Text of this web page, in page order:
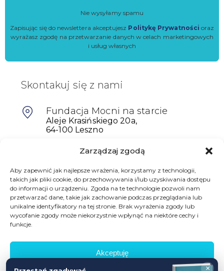
Zarządzaj zgodą
Aby zapewnić jak najlepsze wrażenia, korzystamy z technologii,
takich jak pliki cookie, do przechowywania i/lub uzyskiwania dostępu
do informacji o urządzeniu. Zgoda na te technologie pozwoli nam
przetwarzać dane, takie jak zachowanie podczas przeglądania lub
unikalne identyfikatory na tej stronie. Brak wyrażenia zgody lub
wycofanie zgody może niekorzystnie wpłynąć na niektóre cechy i
funkcje.
Akceptuję
Nie wysyłamy spamu
Zapisując się do newslettera akceptujesz Politykę Prywatności oraz
wyrażasz zgodę na przetwarzanie danych w celach marketingowych
i usług własnych
Skontakuj się z nami
Fundacja Mocni na starcie
Aleje Krasińskiego 20a,
64-100 Leszno
601698402
biuro@mocninastarcie.pl
×